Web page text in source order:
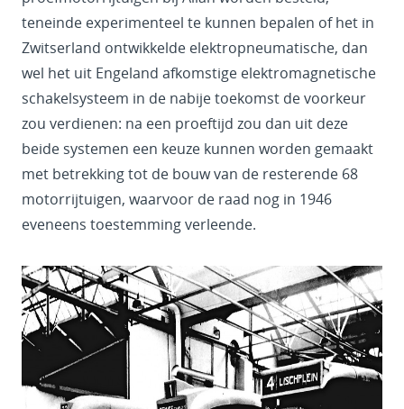
teneinde experimenteel te kunnen bepalen of het in
Zwitserland ontwikkelde elektropneumatische, dan
wel het uit Engeland afkomstige elektromagnetische
schakelsysteem in de nabije toekomst de voorkeur
zou verdienen: na een proeftijd zou dan uit deze
beide systemen een keuze kunnen worden gemaakt
met betrekking tot de bouw van de resterende 68
motorrijtuigen, waarvoor de raad nog in 1946
eveneens toestemming verleende.